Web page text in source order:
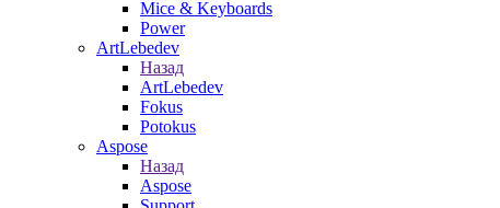
Mice & Keyboards
Power
ArtLebedev
Назад
ArtLebedev
Fokus
Potokus
Aspose
Назад
Aspose